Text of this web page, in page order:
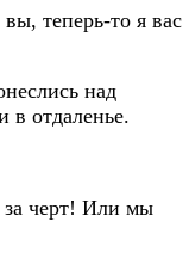
теперь-то я вас
над
в отдаленье.
за черт! Или мы